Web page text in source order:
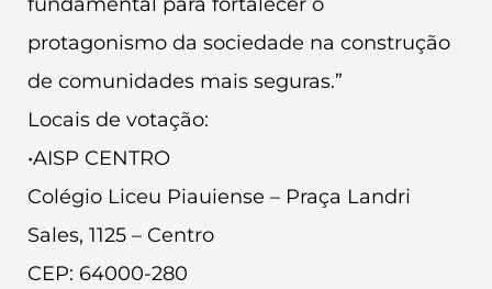
protagonismo da sociedade na construção
de comunidades mais seguras.”
Locais de votação:
•AISP CENTRO
Colégio Liceu Piauiense – Praça Landri
Sales, 1125 – Centro
CEP: 64000-280